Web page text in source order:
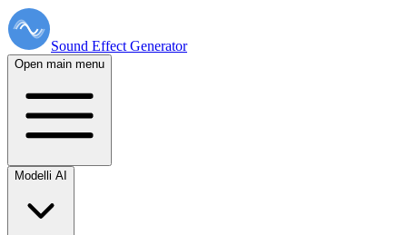
Sound Effect Generator
Open main menu
Modelli AI